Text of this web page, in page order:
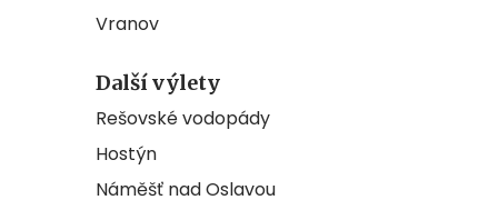
Vranov
Další výlety
Rešovské vodopády
Hostýn
Náměšť nad Oslavou